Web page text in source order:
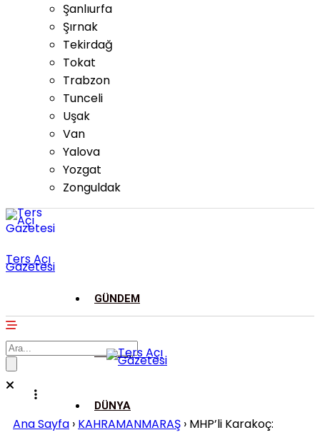
Şanlıurfa
Şırnak
Tekirdağ
Tokat
Trabzon
Tunceli
Uşak
Van
Yalova
Yozgat
Zonguldak
Ters Açı
Gazetesi
GÜNDEM
ASAYİŞ
DÜNYA
Ana Sayfa › KAHRAMANMARAŞ › MHP’li Karakoç: